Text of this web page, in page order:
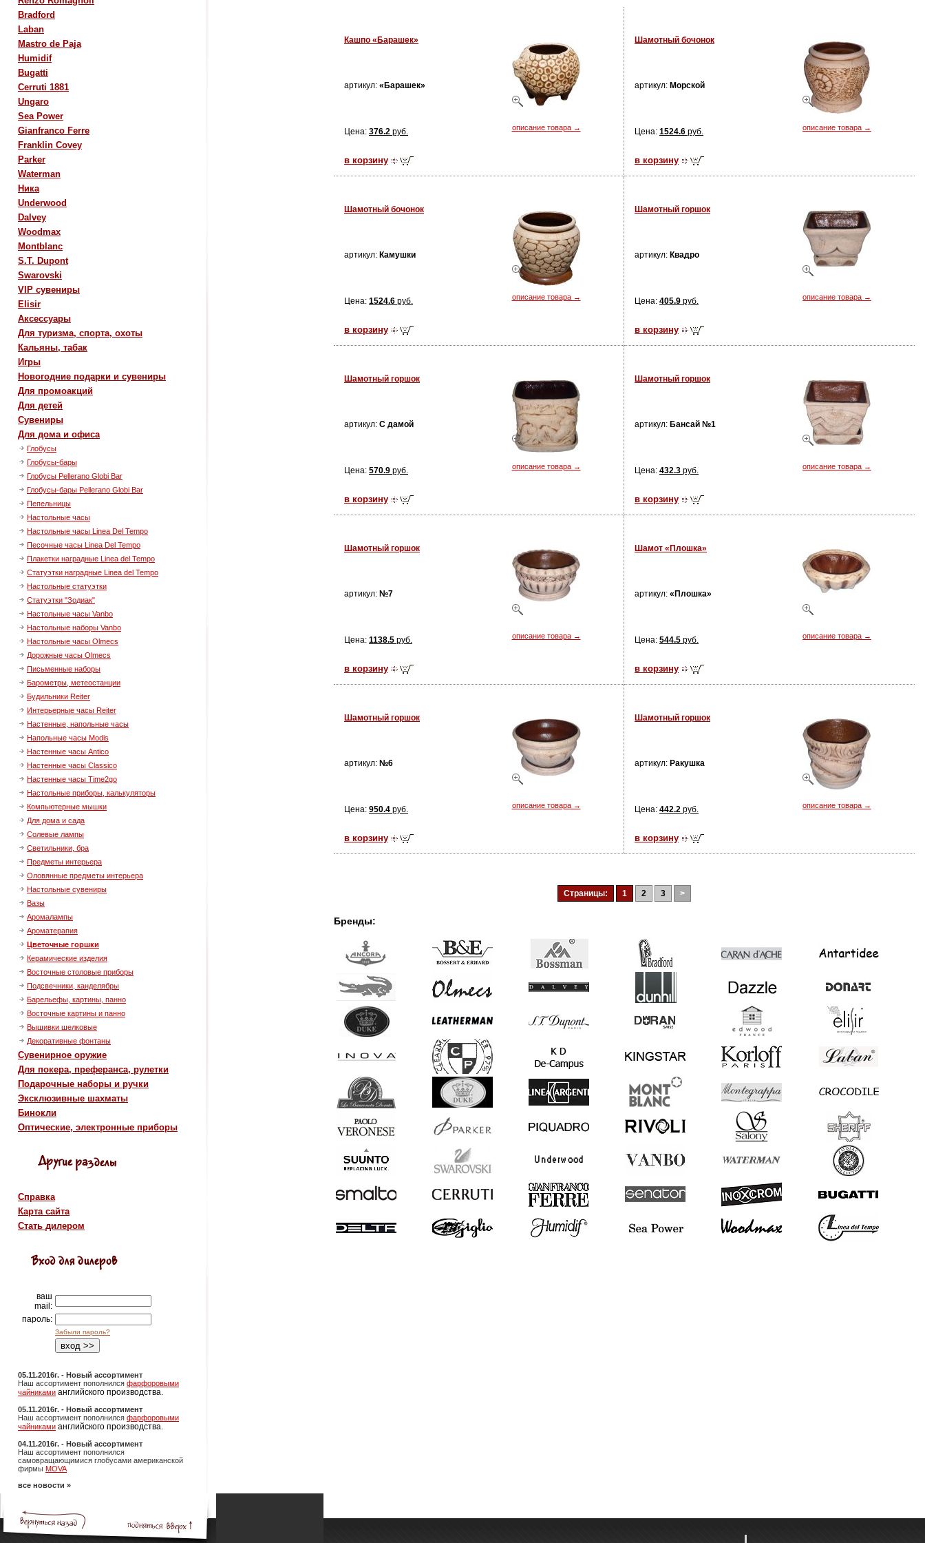
Bradford
Laban
Mastro de Paja
Humidif
Bugatti
Cerruti 1881
Ungaro
Sea Power
Gianfranco Ferre
Franklin Covey
Parker
Waterman
Ника
Underwood
Dalvey
Woodmax
Montblanc
S.T. Dupont
Swarovski
VIP сувениры
Elisir
Аксессуары
Для туризма, спорта, охоты
Кальяны, табак
Игры
Новогодние подарки и сувениры
Для промоакций
Для детей
Сувениры
Для дома и офиса
Глобусы
Глобусы-бары
Глобусы Pellerano Globi Bar
Глобусы-бары Pellerano Globi Bar
Пепельницы
Настольные часы
Настольные часы Linea Del Tempo
Песочные часы Linea Del Tempo
Плакетки наградные Linea del Tempo
Статуэтки наградные Linea del Tempo
Настольные статуэтки
Статуэтки "Зодиак"
Настольные часы Vanbo
Настольные наборы Vanbo
Настольные часы Olmecs
Дорожные часы Olmecs
Письменные наборы
Барометры, метеостанции
Будильники Reiter
Интерьерные часы Reiter
Настенные, напольные часы
Напольные часы Modis
Настенные часы Antico
Настенные часы Classico
Настенные часы Time2go
Настольные приборы, калькуляторы
Компьютерные мышки
Для дома и сада
Солевые лампы
Светильники, бра
Предметы интерьера
Оловянные предметы интерьера
Настольные сувениры
Вазы
Аромалампы
Ароматерапия
Цветочные горшки
Керамические изделия
Восточные столовые приборы
Подсвечники, канделябры
Барельефы, картины, панно
Восточные картины и панно
Вышивки шелковые
Декоративные фонтаны
Сувенирное оружие
Для покера, преферанса, рулетки
Подарочные наборы и ручки
Эксклюзивные шахматы
Бинокли
Оптические, электронные приборы
Справка
Карта сайта
Стать дилером
ваш
mail:
пароль:
Забыли пароль?
05.11.2016г. - Новый ассортимент
Наш ассортимент пополнился фарфоровыми
чайниками английского производства.
05.11.2016г. - Новый ассортимент
Наш ассортимент пополнился фарфоровыми
чайниками английского производства.
04.11.2016г. - Новый ассортимент
Наш ассортимент пополнился
самовращающимися глобусами американской
фирмы MOVA
все новости »
Кашпо «Барашек»
описание товара →
артикул: «Барашек»
Цена: 376.2 руб.
в корзину
Шамотный бочонок
описание товара →
артикул: Морской
Цена: 1524.6 руб.
в корзину
Шамотный бочонок
описание товара →
артикул: Камушки
Цена: 1524.6 руб.
в корзину
Шамотный горшок
описание товара →
артикул: Квадро
Цена: 405.9 руб.
в корзину
Шамотный горшок
описание товара →
артикул: С дамой
Цена: 570.9 руб.
в корзину
Шамотный горшок
описание товара →
артикул: Бансай №1
Цена: 432.3 руб.
в корзину
Шамотный горшок
описание товара →
артикул: №7
Цена: 1138.5 руб.
в корзину
Шамот «Плошка»
описание товара →
артикул: «Плошка»
Цена: 544.5 руб.
в корзину
Шамотный горшок
описание товара →
артикул: №6
Цена: 950.4 руб.
в корзину
Шамотный горшок
описание товара →
артикул: Ракушка
Цена: 442.2 руб.
в корзину
Страницы: 1 2 3 >
Бренды: